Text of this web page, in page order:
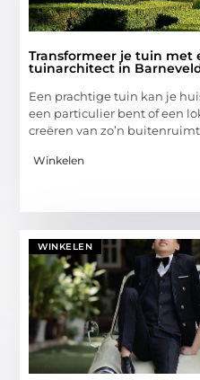
Transformeer je tuin met
tuinarchitect in
Een prachtige tuin kan je
een particulier bent of een
creëren van zo’n
Winkelen
WINKELEN